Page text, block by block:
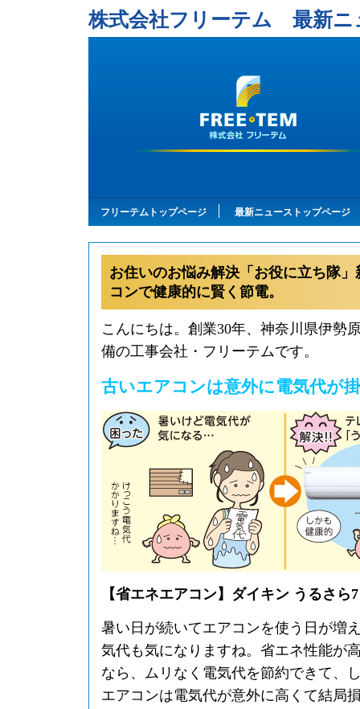
株式会社フリーテム 最新ニ
フリーテムトップページ 最新ニューストップページ
お住いのお悩み解決「お役に立ち隊
コンで健康的に賢く節電。
こんにちは。創業30年、神奈川県伊勢
備の工事会社・フリーテムです。
古いエアコンは意外に電気代が
【省エネエアコン】ダイキン うるさら
暑い日が続いてエアコンを使う日が増
気代も気になりますね。省エネ性能が
なら、ムリなく電気代を節約できて、
エアコンは電気代が意外に高くて結局